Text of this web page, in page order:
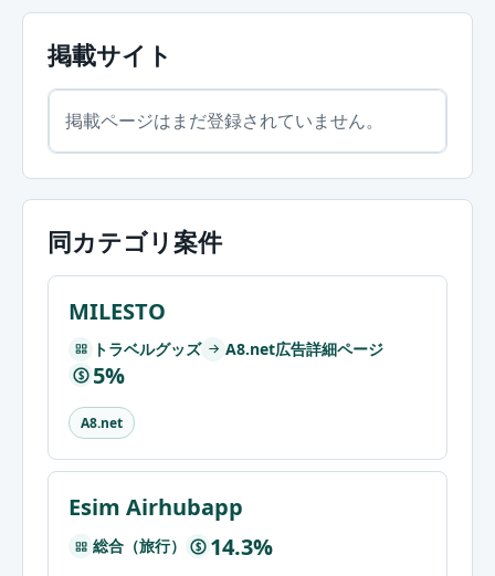
掲載サイト
掲載ページはまだ登録されていません。
同カテゴリ案件
MILESTO
トラベルグッズ A8.net広告詳細ページ
$ 5%
A8.net
Esim Airhubapp
総合（旅行） $ 14.3%